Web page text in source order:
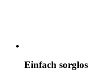
Einfach sorglos